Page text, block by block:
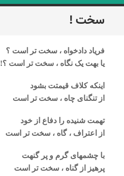
رفتن
به
سخت !
فریاد دادخواه ، سخت تر است ؟
یا بهت یک نگاه ، سخت تر است ؟!
اینکه کلاف قیمتت بشود
از تنگنای چاه ، سخت تر است
تهمت شنیده را دفاع از خود
از اعتراف ، گاه ، سخت تر است
با چشمهای گرم و پر گنهت
پرهیز از گناه ، سخت تر است